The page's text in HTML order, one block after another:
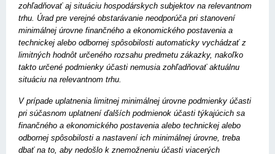
zohľadňovať aj situáciu hospodárskych subjektov na relevantnom
trhu. Úrad pre verejné obstarávanie neodporúča pri stanovení
minimálnej úrovne finančného a ekonomického postavenia a
technickej alebo odbornej spôsobilosti automaticky vychádzať z
limitných hodnôt určeného rozsahu predmetu zákazky, nakoľko
takto určené podmienky účasti nemusia zohľad­ňovať aktuálnu
situáciu na relevantnom trhu.
V prípade uplatnenia limitnej minimálnej úrovne podmienky účasti
pri súčasnom uplatnení ďalších podmienok účasti týkajúcich sa
finančného a ekonomického postavenia alebo technickej alebo
odbornej spôsobilosti a nastavení ich minimálnej úrovne, treba
dbať na to, aby nedošlo k znemožneniu účasti viacerých